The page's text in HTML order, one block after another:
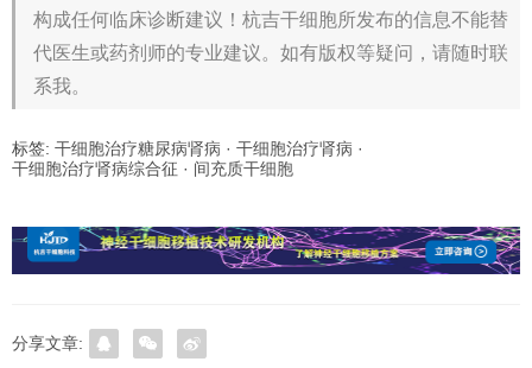
构成任何临床诊断建议！杭吉干细胞所发布的信息不能替
代医生或药剂师的专业建议。如有版权等疑问，请随时联
系我。
标签: 干细胞治疗糖尿病肾病 · 干细胞治疗肾病 ·
干细胞治疗肾病综合征 · 间充质干细胞
分享文章: